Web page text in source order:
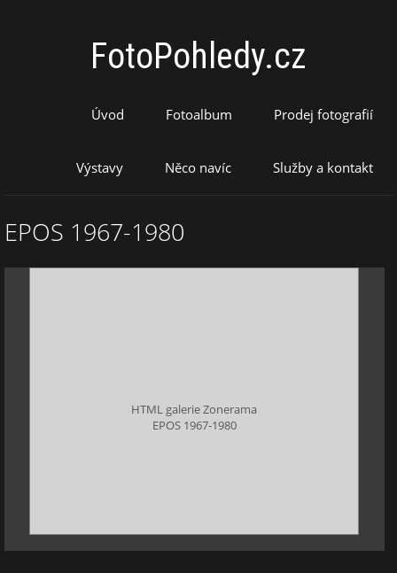
FotoPohledy.cz
Úvod Fotoalbum Prodej fotografií
Výstavy Něco navíc Služby a kontakt
EPOS 1967-1980
HTML galerie Zonerama
EPOS 1967-1980